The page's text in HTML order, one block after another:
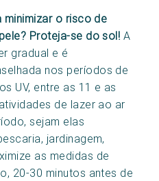
minimizar o risco de
Proteja-se do sol! A
gradual e é
nos períodos de
UV, entre as 11 e as
de lazer ao ar
sejam elas
jardinagem,
as medidas de
20-30 minutos antes de